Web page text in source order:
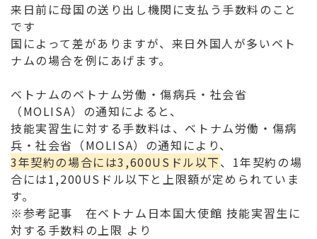
来日前に母国の送り出し機関に支払う手数料のこと
です
国によって差がありますが、来日外国人が多いベト
ナムの場合を例にあげます。
ベトナムのベトナム労働・傷病兵・社会省
（MOLISA）の通知によると、
技能実習生に対する手数料は、ベトナム労働・傷病
兵・社会省（MOLISA）の通知により、
3年契約の場合には3,600USドル以下、1年契約の場
合には1,200USドル以下と上限額が定められていま
す。
※参考記事 在ベトナム日本国大使館 技能実習生に
対する手数料の上限 より